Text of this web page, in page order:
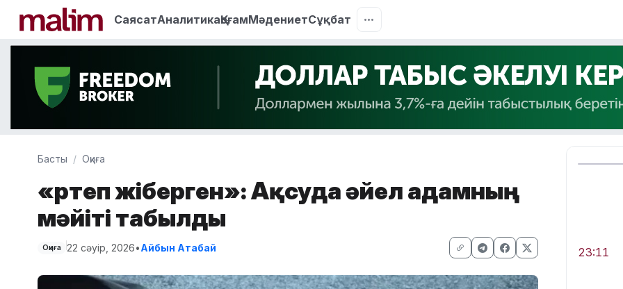
СаясатАналитикаҚоғамМәдениетСұқбат
Басты Оқиға
«Өртеп жіберген»: Ақсуда әйел адамның
мәйіті табылды
Оқиға 22 сәуір, 2026•Айбын Атабай 23:11